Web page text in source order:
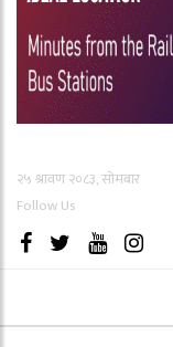
२५ श्रावण २०८३, सोमबार
Follow Us